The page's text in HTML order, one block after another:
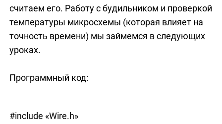
считаем его. Работу с будильником и проверкой
температуры микросхемы (которая влияет на
точность времени) мы займемся в следующих
уроках.
Программный код:
#include «Wire.h»